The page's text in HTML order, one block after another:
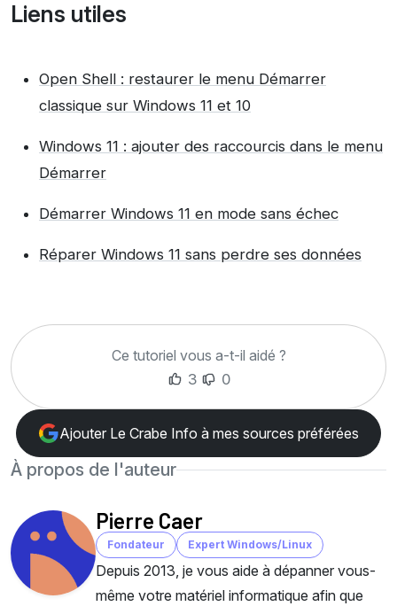
Liens utiles
Open Shell : restaurer le menu Démarrer
classique sur Windows 11 et 10
Windows 11 : ajouter des raccourcis dans le menu
Démarrer
Démarrer Windows 11 en mode sans échec
Réparer Windows 11 sans perdre ses données
Ce tutoriel vous a-t-il aidé ?
3
0
Ajouter Le Crabe Info à mes sources préférées
À propos de l'auteur
Pierre Caer
Fondateur Expert Windows/Linux
Depuis 2013, je vous aide à dépanner vous-
même votre matériel informatique afin que